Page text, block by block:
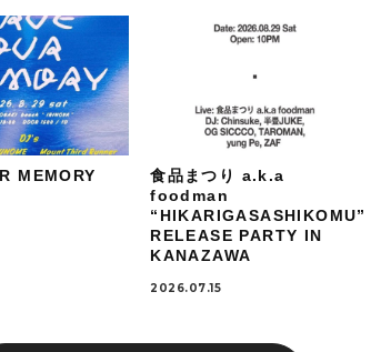
MEMORY
食品まつり a.k.a
foodman
“HIKARIGASASHIKOMU”
RELEASE PARTY IN
KANAZAWA
2026.07.15